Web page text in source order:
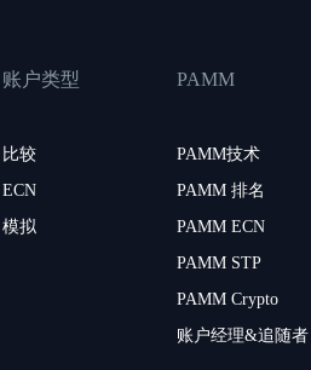
账户类型
比较
ECN
模拟
PAMM
PAMM技术
PAMM 排名
PAMM ECN
PAMM STP
PAMM Crypto
账户经理&追随者